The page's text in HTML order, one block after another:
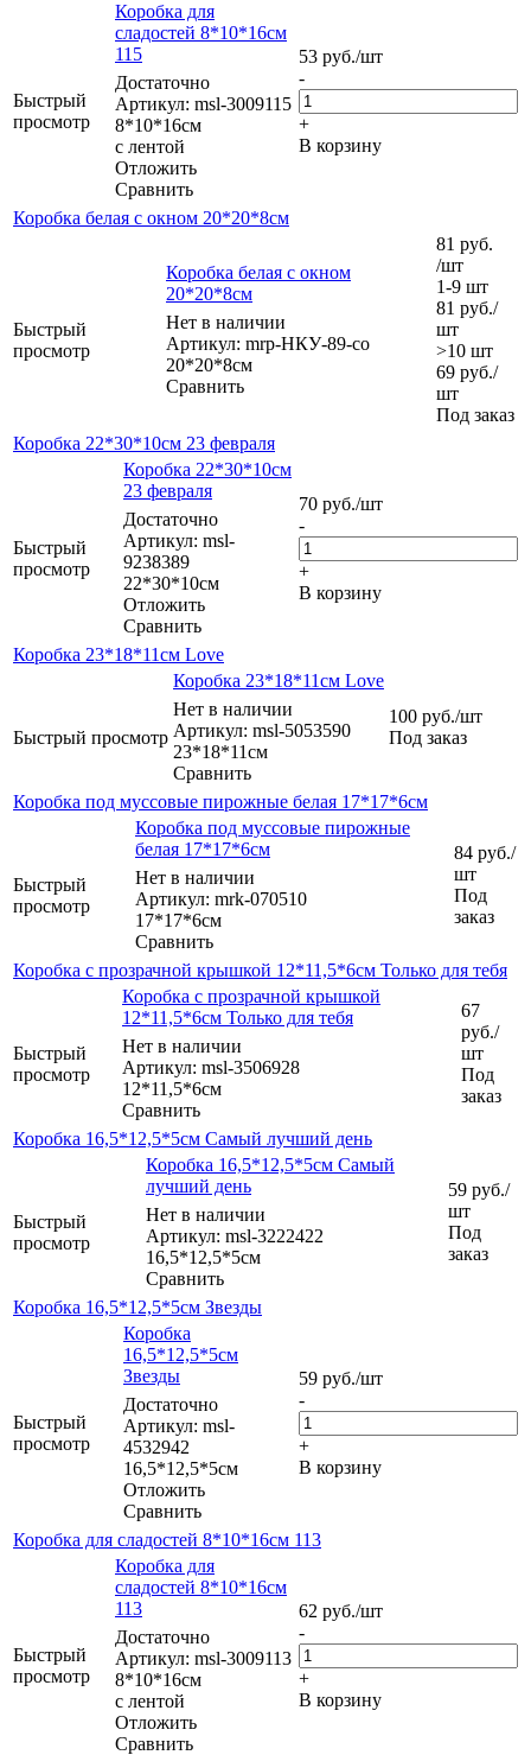
Быстрый
просмотр
Коробка для
сладостей 8*10*16см
115
Достаточно
Артикул: msl-3009115
8*10*16см
с лентой
Отложить
Сравнить
53 руб./шт
-
+
В корзину
Коробка белая с окном 20*20*8см
Быстрый
просмотр
Коробка белая с окном
20*20*8см
Нет в наличии
Артикул: mrp-НКУ-89-со
20*20*8см
Сравнить
81 руб.
/шт
1-9 шт
81 руб./
шт
>10 шт
69 руб./
шт
Под заказ
Коробка 22*30*10см 23 февраля
Быстрый
просмотр
Коробка 22*30*10см
23 февраля
Достаточно
Артикул: msl-
9238389
22*30*10см
Отложить
Сравнить
70 руб./шт
-
+
В корзину
Коробка 23*18*11см Love
Быстрый просмотр
Коробка 23*18*11см Love
Нет в наличии
Артикул: msl-5053590
23*18*11см
Сравнить
100 руб./шт
Под заказ
Коробка под муссовые пирожные белая 17*17*6см
Быстрый
просмотр
Коробка под муссовые пирожные
белая 17*17*6см
Нет в наличии
Артикул: mrk-070510
17*17*6см
Сравнить
84 руб./
шт
Под
заказ
Коробка с прозрачной крышкой 12*11,5*6см Только для тебя
Быстрый
просмотр
Коробка с прозрачной крышкой
12*11,5*6см Только для тебя
Нет в наличии
Артикул: msl-3506928
12*11,5*6см
Сравнить
67
руб./
шт
Под
заказ
Коробка 16,5*12,5*5см Самый лучший день
Быстрый
просмотр
Коробка 16,5*12,5*5см Самый
лучший день
Нет в наличии
Артикул: msl-3222422
16,5*12,5*5см
Сравнить
59 руб./
шт
Под
заказ
Коробка 16,5*12,5*5см Звезды
Быстрый
просмотр
Коробка
16,5*12,5*5см
Звезды
Достаточно
Артикул: msl-
4532942
16,5*12,5*5см
Отложить
Сравнить
59 руб./шт
-
+
В корзину
Коробка для сладостей 8*10*16см 113
Быстрый
просмотр
Коробка для
сладостей 8*10*16см
113
Достаточно
Артикул: msl-3009113
8*10*16см
с лентой
Отложить
Сравнить
62 руб./шт
-
+
В корзину